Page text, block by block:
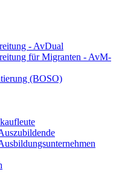
- AvDual
für Migranten - AvM-
(BOSO)